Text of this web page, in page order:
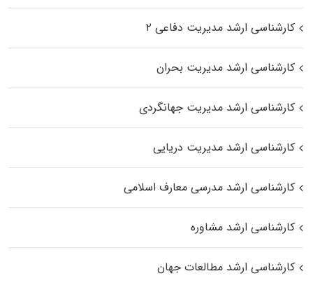
کارشناسی ارشد مدیریت دفاعی ۲
کارشناسی ارشد مدیریت بحران
کارشناسی ارشد مدیریت جهانگردی
کارشناسی ارشد مدیریت دریایی
کارشناسی ارشد مدرسی معارف اسلامی
کارشناسی ارشد مشاوره
کارشناسی ارشد مطالعات جهان